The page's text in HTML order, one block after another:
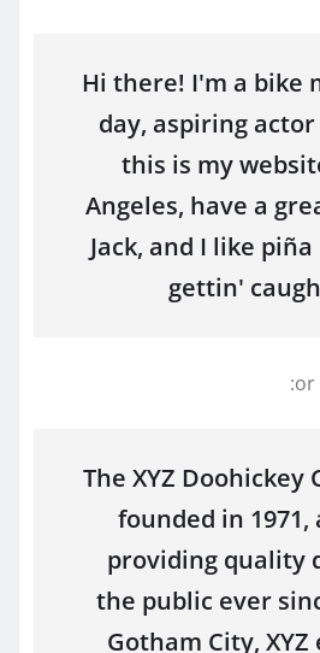
Hi there! I'm a bike
day, aspiring
this is my
Angeles, have a
Jack, and I like
gettin'
The XYZ Doohickey
founded in 1971,
providing quality
the public ever
Gotham City,